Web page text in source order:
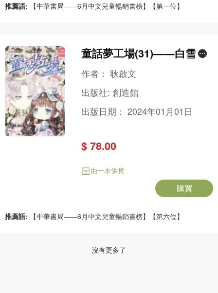
推薦語: 【中華書局——6月中文兒童暢銷書榜】【第一位】
童話夢工場(31)——白雪公
主魔鏡危機
作者：耿啟文
出版社:創造館
出版日期：2024年01月01日
$ 78.00
由一本供貨
購買
推薦語: 【中華書局——6月中文兒童暢銷書榜】【第六位】
沒有更多了